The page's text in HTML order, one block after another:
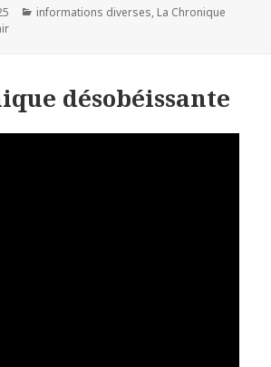
Catégories
informations diverses, La Chronique
désobéissante